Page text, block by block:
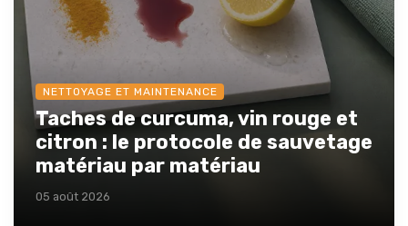
NETTOYAGE ET MAINTENANCE
Taches de curcuma, vin rouge et
citron : le protocole de sauvetage
matériau par matériau
05 août 2026